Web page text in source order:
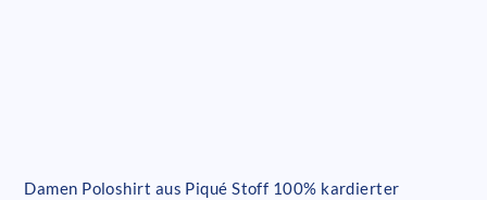
Damen Poloshirt aus Piqué Stoff 100% kardierter